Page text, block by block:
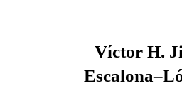
Víctor H.